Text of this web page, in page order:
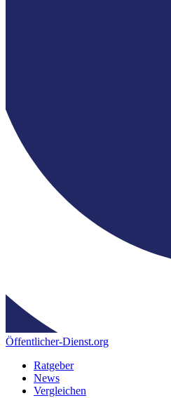
Öffentlicher-Dienst.org
Ratgeber
News
Vergleichen